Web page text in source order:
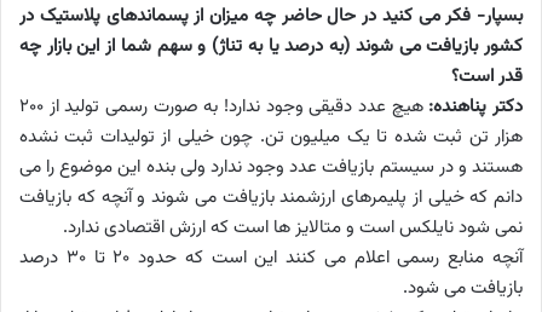
بسپار- فکر می کنید در حال حاضر چه میزان از پسماندهای پلاستیک در
کشور بازیافت می شوند (به درصد یا به تناژ) و سهم شما از این بازار چه
قدر است؟
دکتر پناهنده:
هیچ عدد دقیقی وجود ندارد! به صورت رسمی تولید از 200
هزار تن ثبت شده تا یک میلیون تن. چون خیلی از تولیدات ثبت نشده
هستند و در سیستم بازیافت عدد وجود ندارد ولی بنده این موضوع را می
دانم که خیلی از پلیمرهای ارزشمند بازیافت می شوند و آنچه که بازیافت
نمی شود نایلکس است و متالایز ها است که ارزش اقتصادی ندارد.
آنچه منابع رسمی اعلام می کنند این است که حدود 20 تا 30 درصد
بازیافت می شود.